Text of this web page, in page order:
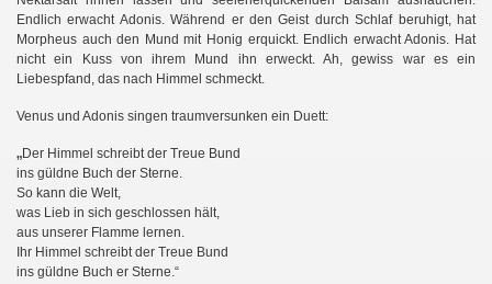
Endlich erwacht Adonis. Während er den Geist durch Schlaf beruhigt, hat
Morpheus auch den Mund mit Honig erquickt. Endlich erwacht Adonis. Hat
nicht ein Kuss von ihrem Mund ihn erweckt. Ah, gewiss war es ein
Liebespfand, das nach Himmel schmeckt.
Venus und Adonis singen traumversunken ein Duett:
„Der Himmel schreibt der Treue Bund
ins güldne Buch der Sterne.
So kann die Welt,
was Lieb in sich geschlossen hält,
aus unserer Flamme lernen.
Ihr Himmel schreibt der Treue Bund
ins güldne Buch er Sterne.“